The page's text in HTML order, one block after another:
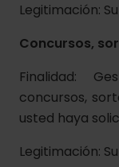
Legitimación:
Concursos,
Finalidad:
concursos,
usted haya
Legitimación: